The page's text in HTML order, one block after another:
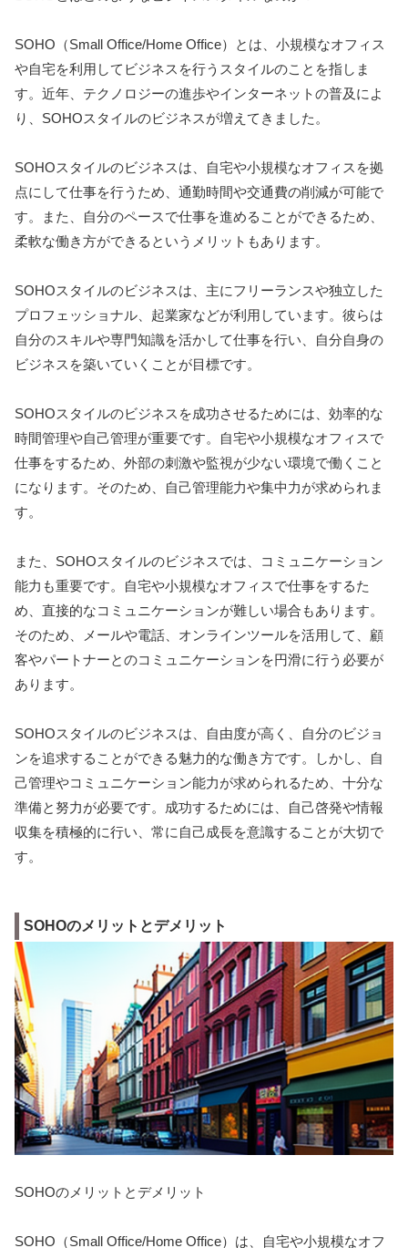
SOHO（Small Office/Home Office）とは、小規模なオフィス
や自宅を利用してビジネスを行うスタイルのことを指しま
す。近年、テクノロジーの進歩やインターネットの普及によ
り、SOHOスタイルのビジネスが増えてきました。
SOHOスタイルのビジネスは、自宅や小規模なオフィスを拠
点にして仕事を行うため、通勤時間や交通費の削減が可能で
す。また、自分のペースで仕事を進めることができるため、
柔軟な働き方ができるというメリットもあります。
SOHOスタイルのビジネスは、主にフリーランスや独立した
プロフェッショナル、起業家などが利用しています。彼らは
自分のスキルや専門知識を活かして仕事を行い、自分自身の
ビジネスを築いていくことが目標です。
SOHOスタイルのビジネスを成功させるためには、効率的な
時間管理や自己管理が重要です。自宅や小規模なオフィスで
仕事をするため、外部の刺激や監視が少ない環境で働くこと
になります。そのため、自己管理能力や集中力が求められま
す。
また、SOHOスタイルのビジネスでは、コミュニケーション
能力も重要です。自宅や小規模なオフィスで仕事をするた
め、直接的なコミュニケーションが難しい場合もあります。
そのため、メールや電話、オンラインツールを活用して、顧
客やパートナーとのコミュニケーションを円滑に行う必要が
あります。
SOHOスタイルのビジネスは、自由度が高く、自分のビジョ
ンを追求することができる魅力的な働き方です。しかし、自
己管理やコミュニケーション能力が求められるため、十分な
準備と努力が必要です。成功するためには、自己啓発や情報
収集を積極的に行い、常に自己成長を意識することが大切で
す。
SOHOのメリットとデメリット
SOHOのメリットとデメリット
SOHO（Small Office/Home Office）は、自宅や小規模なオフ